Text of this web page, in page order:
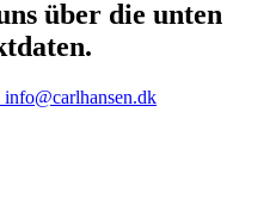
über die unten
info@carlhansen.dk